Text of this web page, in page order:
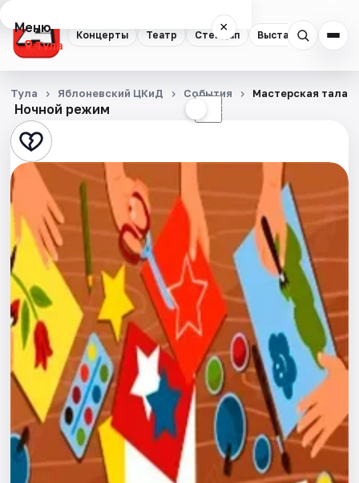
Концерты Театр Стендап Выставки
Меню ×
Тула
Концерты
Театр
Стендап
Выставки
Квесты
Экскурсии
Спорт
События
Города
Площадки
Артисты
Ночной режим ☾
Тула Яблоневский ЦКиД События Мастерская